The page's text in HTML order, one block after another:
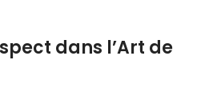
dans l’Art de